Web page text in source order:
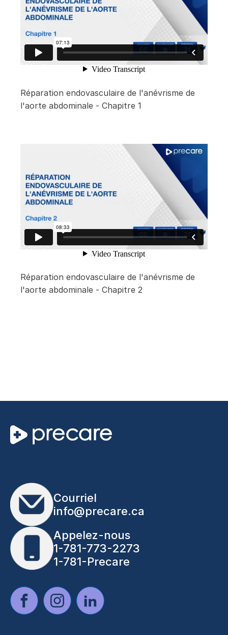
Réparation endovasculaire de l'anévrisme de
l'aorte abdominale - Chapitre 1
Réparation endovasculaire de l'anévrisme de
l'aorte abdominale - Chapitre 2
Courriel
info@precare.ca
Appelez-nous
1-781-773-2273
1-781-Precare